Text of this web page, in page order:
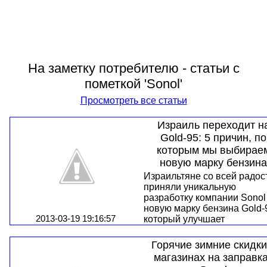
На заметку потребителю - статьи с
пометкой 'Sonol'
Просмотреть все статьи
2013-03-19 19:16:57
Израиль переходит
Gold-95: 5 причин, по
которым мы
новую марку бензина
Израильтяне со всей
приняли уникальную
разработку компании
новую марку бензина Gold-
который улучшает
экономичнее расходует
топливо и является более
экологичным: с начала
Горячие зимние
магазинах на